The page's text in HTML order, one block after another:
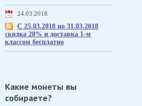
24.03.2018
С 25.03.2018 по 31.03.2018
скидка 20% и доставка 1-м
классом бесплатно
Какие монеты вы
собираете?